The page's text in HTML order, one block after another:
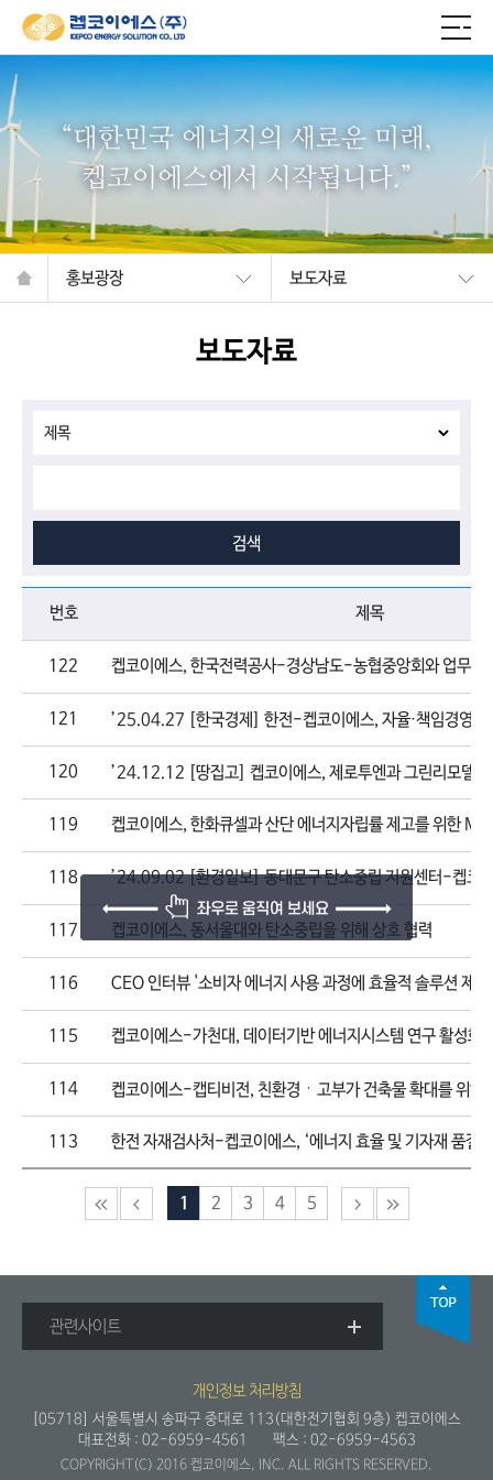
“대한민국 에너지의 새로운 미래,
켑코이에스에서 시작됩니다.”
홍보광장 보도자료
보도자료
검색
번호 제목
122 켑코이에스, 한국전력공사-경상남도-농협중앙회와 업무
121 ’25.04.27 [한국경제] 한전-켑코이에스, 자율·책임경영 협
120 ’24.12.12 [땅집고] 켑코이에스, 제로투엔과 그린리모델링
119 켑코이에스, 한화큐셀과 산단 에너지자립률 제고를 위한
118 ’24.09.02 [환경일보] 동대문구 탄소중립 지원센터-켑코
117 켑코이에스, 동서울대와 탄소중립을 위해 상호 협력
116 CEO 인터뷰 '소비자 에너지 사용 과정에 효율적 솔루션 제
115 켑코이에스-가천대, 데이터기반 에너지시스템 연구 활성화
114 켑코이에스-캡티비전, 친환경ㆍ고부가 건축물 확대를 위해
113 한전 자재검사처-켑코이에스, ‘에너지 효율 및 기자재 품질
1 2 3 4 5
개인정보 처리방침
[05718] 서울특별시 송파구 중대로 113(대한전기협회 9층) 켑코이에스
대표전화 : 02-6959-4561 팩스 : 02-6959-4563
COPYRIGHT(C) 2016 켑코이에스, INC. ALL RIGHTS RESERVED.
관련사이트